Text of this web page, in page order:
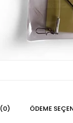
(0) ÖDEME